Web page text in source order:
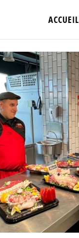
ACCUEIL